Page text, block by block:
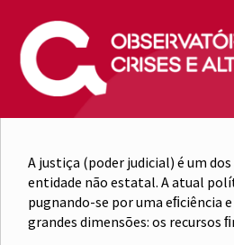
A justiça (poder judicial) é um
entidade não estatal. A atual
pugnando-se por uma eﬁciência
grandes dimensões: os recursos